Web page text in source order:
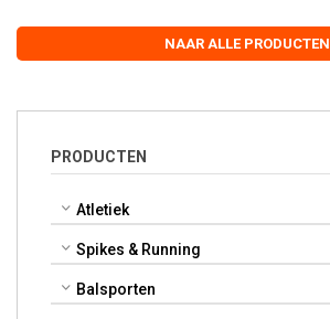
NAAR ALLE PRODUCTEN
PRODUCTEN
Atletiek
Spikes & Running
Balsporten